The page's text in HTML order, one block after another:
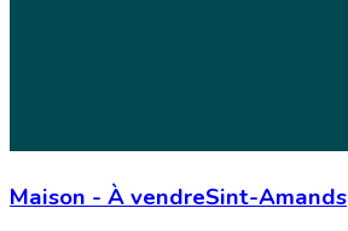
Maison - À vendreSint-Amands